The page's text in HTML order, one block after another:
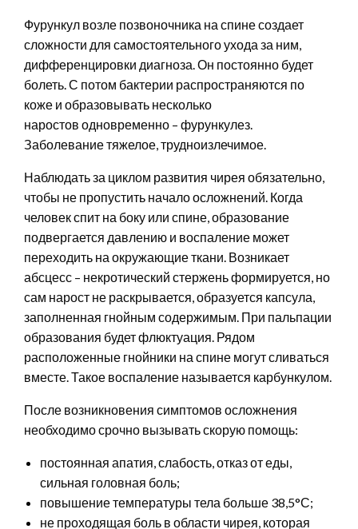
Фурункул возле позвоночника на спине создает
сложности для самостоятельного ухода за ним,
дифференцировки диагноза. Он постоянно будет
болеть. С потом бактерии распространяются по
коже и образовывать несколько
наростов одновременно – фурункулез.
Заболевание тяжелое, трудноизлечимое.
Наблюдать за циклом развития чирея обязательно,
чтобы не пропустить начало осложнений. Когда
человек спит на боку или спине, образование
подвергается давлению и воспаление может
переходить на окружающие ткани. Возникает
абсцесс – некротический стержень формируется, но
сам нарост не раскрывается, образуется капсула,
заполненная гнойным содержимым. При пальпации
образования будет флюктуация. Рядом
расположенные гнойники на спине могут сливаться
вместе. Такое воспаление называется карбункулом.
После возникновения симптомов осложнения
необходимо срочно вызывать скорую помощь:
постоянная апатия, слабость, отказ от еды,
сильная головная боль;
повышение температуры тела больше 38,5°С;
не проходящая боль в области чирея, которая